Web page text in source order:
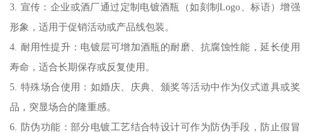
3. 宣传：企业或酒厂通过定制电镀酒瓶（如刻制Logo、标语）增强
形象，适用于促销活动或产品线包装。
4. 耐用性提升：电镀层可增加酒瓶的耐磨、抗腐蚀性能，延长使用
寿命，适合长期保存或反复使用。
5. 特殊场合使用：如婚庆、庆典、颁奖等活动中作为仪式道具或奖
品，突显场合的隆重感。
6. 防伪功能：部分电镀工艺结合特设计可作为防伪手段，防止假冒